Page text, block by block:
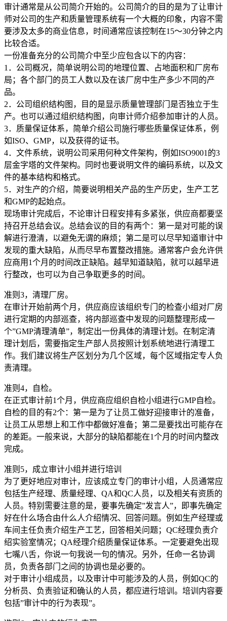
审计通常是从公司简介开始的。公司简介的目的是为了让审计
师对公司的生产和质量管理系统有一个大概的印象，内容不需
要涉及太多的商业信息，时间通常应该控制在15～30分钟之内
比较合适。
一份准备充分的公司简介中至少应包含以下的内容：
1．公司概况，简单说明公司的地理位置、占地面积和厂房布
局；各个部门的员工人数以及在该厂房中生产多少不同的产
品。
2．公司组织结构图，目的是显示质量管理部门是否独立于生
产。也可以通过组织结构图，向审计师介绍参加审计的人员。
3．质量保证体系，简单介绍公司施行哪些质量保证体系，例
如ISO、GMP，以及获得的证书。
4．文件系统，说明公司采用何种文件架构，例如ISO9001的3
层金字塔的文件架构。同时也要说明文件的编码系统，以及文
件的基本结构和格式。
5．对生产的介绍，简要说明相关产品的生产历史，生产工艺
和GMP的起始点。
现场审计完成后，不论审计日程安排有多紧张，供应商都要坚
持召开总结会议。总结会议的目的有两个：第一是对可能的误
解进行澄清，以避免无谓的麻烦；第二是可以尽早知道审计中
发现的重大缺陷，从而尽早布置整改措施。通常客户会允许供
应商用1个月的时间改正缺陷。越早知道缺陷，就可以越早进
行整改，也可以为自己争取更多的时间。
准则3，清理厂房。
在审计开始前两个月，供应商应该组织专门的检查小组对厂房
进行定期的内部巡查，将内部巡查中发现的问题整理形成一
个”GMP清理清单”，制定出一份具体的清理计划。在制定清
理计划后，需要指定生产部人员按照计划系统地进行清理工
作。我们建议将生产区划分为几个区域，每个区域指定专人负
责清理。
准则4，自检。
在正式审计前1个月，供应商应组织自检小组进行GMP自检。
自检的目的有2个：第一是为了让员工做好迎接审计的准备，
让员工从思想上和工作中都做好准备；第二是要找出可能存在
的差距。一般来说，大部分的缺陷都能在1个月的时间内整改
完成。
准则5，成立审计小组并进行培训
为了更好地应对审计，应该成立专门的审计小组，人员通常应
包括生产经理、质量经理、QA和QC人员，以及相关有资质的
人员。特别需要注意的是，要事先确定”发言人”，即事先确定
好在什么场合由什么人介绍情况、回答问题。例如生产经理或
车间主任负责介绍生产工艺，回答相关问题；QC经理负责介
绍实验室情况；QA经理介绍质量保证体系。一定要避免出现
七嘴八舌，你说一句我说一句的情况。另外，任命一名协调
员，负责各部门之间的协调也是必要的。
对于审计小组成员，以及审计中可能涉及的人员，例如QC的
分析员、负责验证和确认的人员，都应进行培训。培训内容要
包括”审计中的行为表现”。